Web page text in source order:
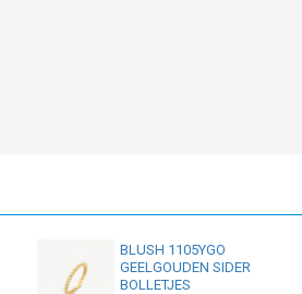
BLUSH 1105YGO
GEELGOUDEN SIDER
BOLLETJES